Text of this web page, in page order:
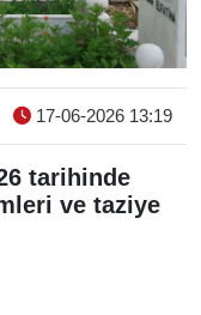
17-06-2026 13:19
tarihinde
ve taziye